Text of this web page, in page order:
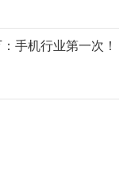
手机行业第一次！